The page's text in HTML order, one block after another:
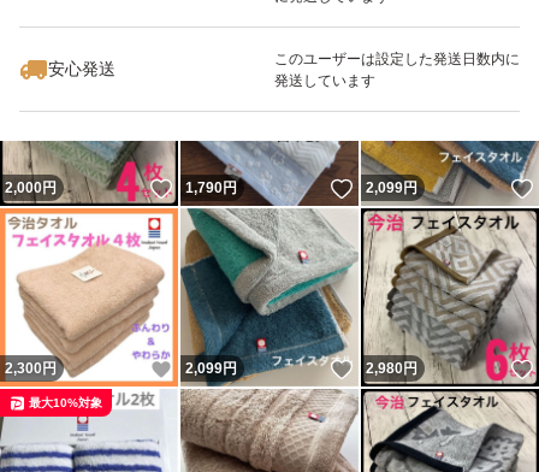
---------◆お願い
即購入可(コメント不要)
値引き不可
プロフ確認お願い致します。
---------
安心発送
このユーザーは設定した発送日数内に
発送しています
いいね！
2,000
2,000円 いいね！
1,790円 いいね！
2,099円
2,300 円 いいね！
2,099円 いいね！
2,980円
最大10%対象